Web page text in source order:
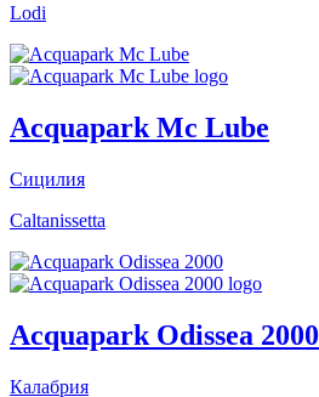
Lodi
Acquapark Mc Lube
Сицилия
Caltanissetta
Acquapark Odissea 2000
Калабрия